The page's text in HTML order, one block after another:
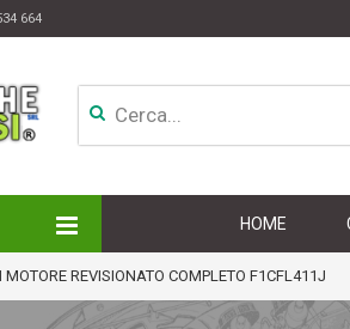
664
HOME
MOTORE REVISIONATO COMPLETO F1CFL411J